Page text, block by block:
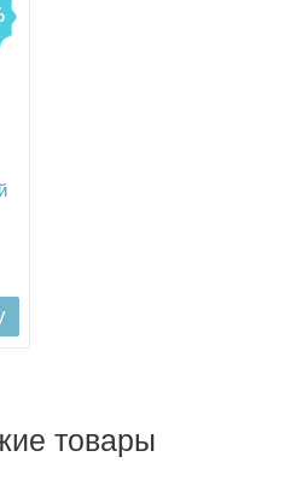
товары